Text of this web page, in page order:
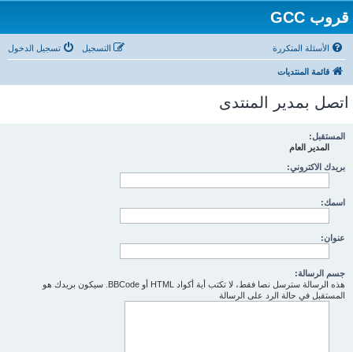
قروب GCC
الأسئلة المتكررة تسجيل الدخول التسجيل
قائمة المنتديات
اتصل بمدير المنتدى
المستقبل:
المدير العام
بريدك الاكتروني:
اسمك:
عنوان:
جسم الرسالة:
هذه الرسالة سترسل نصا فقط، لا تكتب أية أكواد HTML أو BBCode. سيكون بريدك هو
المستقبل في حالة الرد على الرسالة